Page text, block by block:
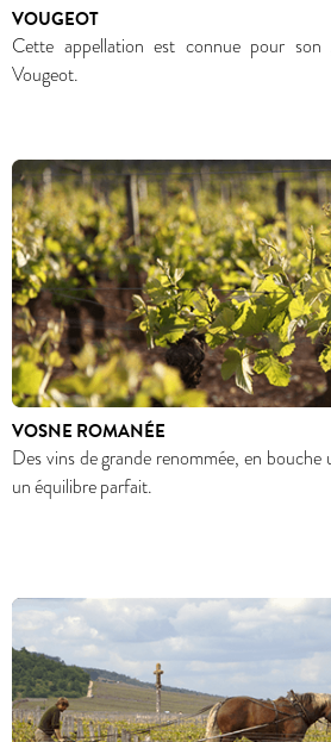
VOUGEOT
Cette appellation est connue pour
Vougeot.
VOSNE ROMANÉE
Des vins de grande renommée, en bouche
un équilibre parfait.